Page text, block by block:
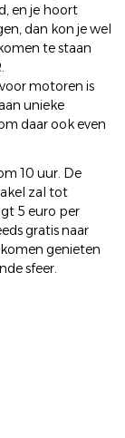
en je hoort
dan kon je wel
te staan
motoren is
unieke
daar ook even
10 uur. De
zal tot
5 euro per
gratis naar
genieten
sfeer.